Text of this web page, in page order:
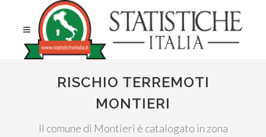
RISCHIO TERREMOTI
MONTIERI
Il comune di Montieri è catalogato in zona